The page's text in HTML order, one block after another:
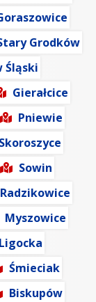
Grodków
Śląski
Gierałcice
Pniewie
Skoroszyce
Sowin
Radzikowice
Myszowice
Śmieciak
Biskupów